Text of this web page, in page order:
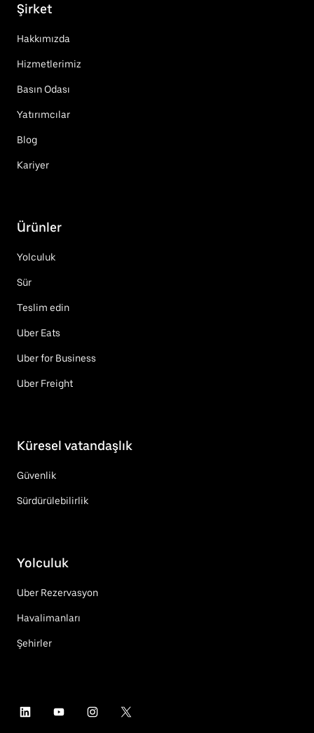
Şirket
Hakkımızda
Hizmetlerimiz
Basın Odası
Yatırımcılar
Blog
Kariyer
Ürünler
Yolculuk
Sür
Teslim edin
Uber Eats
Uber for Business
Uber Freight
Küresel vatandaşlık
Güvenlik
Sürdürülebilirlik
Yolculuk
Uber Rezervasyon
Havalimanları
Şehirler